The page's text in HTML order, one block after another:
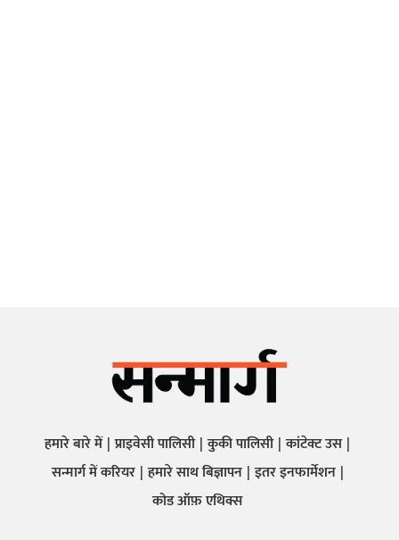
हमारे बारे में प्राइवेसी पालिसी कुकी पालिसी कांटेक्ट उस
सन्मार्ग में करियर हमारे साथ बिज्ञापन इतर इनफार्मेशन
कोड ऑफ़ एथिक्स